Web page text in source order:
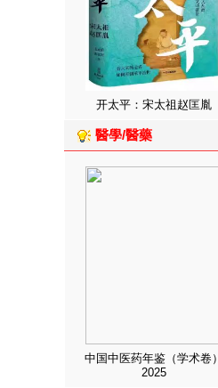
开太平：宋太祖赵匡胤
醫學/醫藥
中国中医药年鉴（学术卷）
2025